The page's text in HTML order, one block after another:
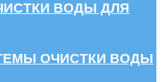
ВОДЫ ДЛЯ
ОЧИСТКИ ВОДЫ